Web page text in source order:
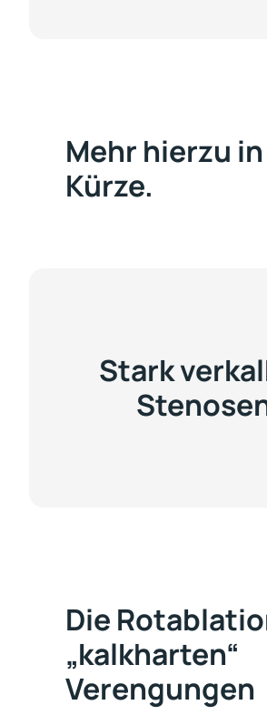
Mehr hierzu in
Kürze.
Stark
Die
„kalkharten“
Verengungen